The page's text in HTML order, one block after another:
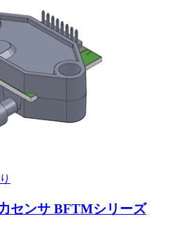
センサ BFTMシリーズ